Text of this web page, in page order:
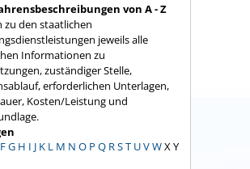
von A - Z
zu den staatlichen
jeweils alle
Informationen zu
zuständiger Stelle,
erforderlichen Unterlagen,
Kosten/Leistung und
FG H I J K L M N O P Q RST UVWX Y